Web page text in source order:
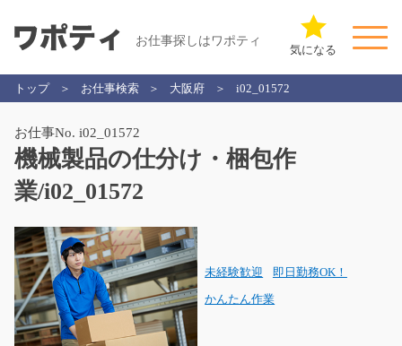
お仕事探しはワポティ
気になる
トップ お仕事検索 大阪府 i02_01572
お仕事No. i02_01572
機械製品の仕分け・梱包作
業/i02_01572
未経験歓迎 即日勤務OK！
かんたん作業